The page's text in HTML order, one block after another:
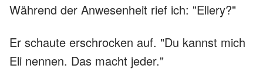
Während der Anwesenheit rief ich: "Ellery?"
Er schaute erschrocken auf. "Du kannst mich
Eli nennen. Das macht jeder."